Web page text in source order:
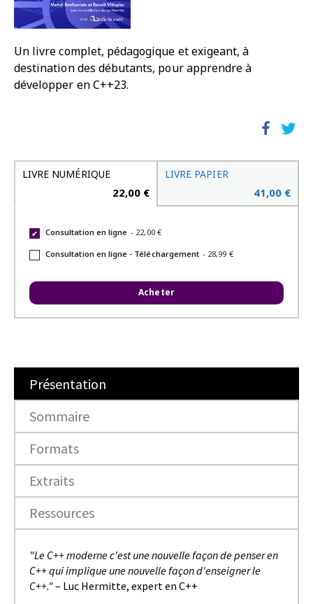
Un livre complet, pédagogique et exigeant, à
destination des débutants, pour apprendre à
développer en C++23.
LIVRE NUMÉRIQUE
22,00 €
LIVRE PAPIER
41,00 €
✔ Consultation en ligne - 22,00 €
Consultation en ligne - Téléchargement - 28,99 €
Acheter
Présentation
Sommaire
Formats
Extraits
Ressources
"Le C++ moderne c'est une nouvelle façon de penser en
C++ qui implique une nouvelle façon d'enseigner le
C++."– Luc Hermitte, expert en C++